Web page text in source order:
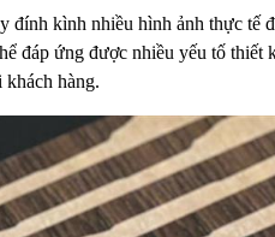
kình nhiều hình ảnh thực tế
đáp ứng được nhiều yếu tố thiết
hàng.